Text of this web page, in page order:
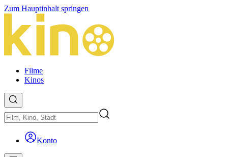
Zum Hauptinhalt springen
Filme
Kinos
Konto